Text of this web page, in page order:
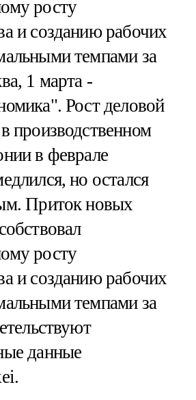
росту
и созданию рабочих
темпами за
1 марта -
Рост деловой
производственном
в феврале
но остался
Приток новых
росту
и созданию рабочих
темпами за
данные